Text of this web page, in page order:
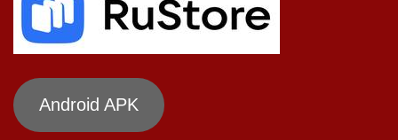
Android APK